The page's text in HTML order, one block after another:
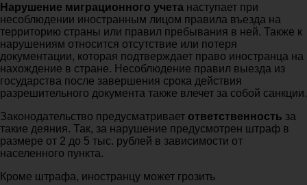
Нарушение миграционного учета наступает при
несоблюдении иностранным лицом правила въезда на
территорию страны или правил пребывания в ней. Также к
нарушениям относится отсутствие или потеря
документации, которая подтверждает право иностранца на
нахождение в стране. Несоблюдение правил выезда из
государства после завершения срока действия
разрешительного документа также влечет за собой санкции.
Законодательство предусматривает ответственность за
такие деяния. Так, за нарушение предусмотрен штраф в
размере от 2 до 5 тыс. рублей в зависимости от
населенного пункта.
Кроме штрафа, иностранцу может грозить